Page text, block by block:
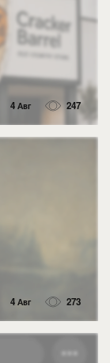
4 Авг 247
4 Авг 273